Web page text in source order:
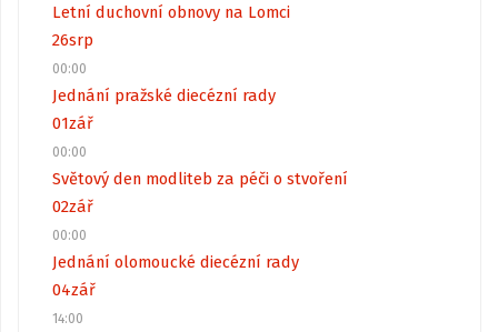
Letní duchovní obnovy na Lomci
26srp
00:00
Jednání pražské diecézní rady
01zář
00:00
Světový den modliteb za péči o stvoření
02zář
00:00
Jednání olomoucké diecézní rady
04zář
14:00